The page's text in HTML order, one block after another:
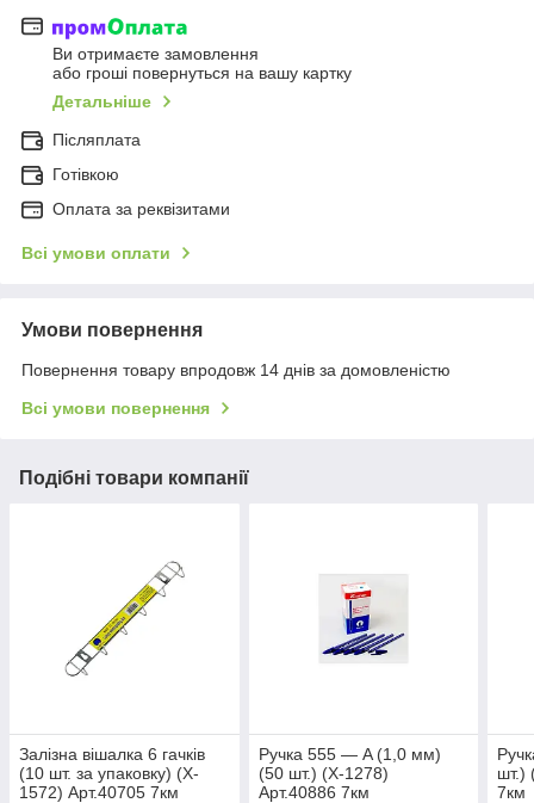
Ви отримаєте замовлення
або гроші повернуться на вашу картку
Детальніше
Післяплата
Готівкою
Оплата за реквізитами
Всі умови оплати
Умови повернення
Повернення товару впродовж 14 днів за домовленістю
Всі умови повернення
Подібні товари компанії
Залізна вішалка 6 гачків
(10 шт. за упаковку) (X-
1572) Арт.40705 7км
Ручка 555 — A (1,0 мм)
(50 шт.) (X-1278)
Арт.40886 7км
шт.)
7км